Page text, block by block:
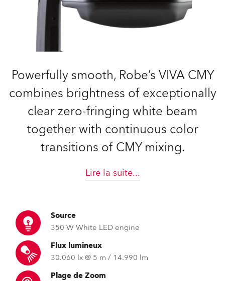
Powerfully smooth, Robe’s VIVA CMY
combines brightness of exceptionally
clear zero-fringing white beam
together with continuous color
transitions of CMY mixing.
Lire la suite...
Source
350 W White LED engine
Flux lumineux
30.060 lx @ 5 m / 14.990 lm
Plage de Zoom